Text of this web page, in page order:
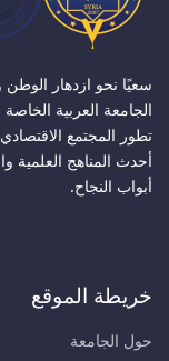
سعيًا نحو ازدهار الوطن
الجامعة العربية
تطور المجتمع
أحدث المناهج العلمية
أبواب النجاح.
خريطة الموقع
حول الجامعة